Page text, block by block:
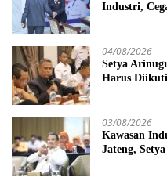
Industri,
04/08/2026
Setya
Harus Diikuti
03/08/2026
Kawasan
Jateng,